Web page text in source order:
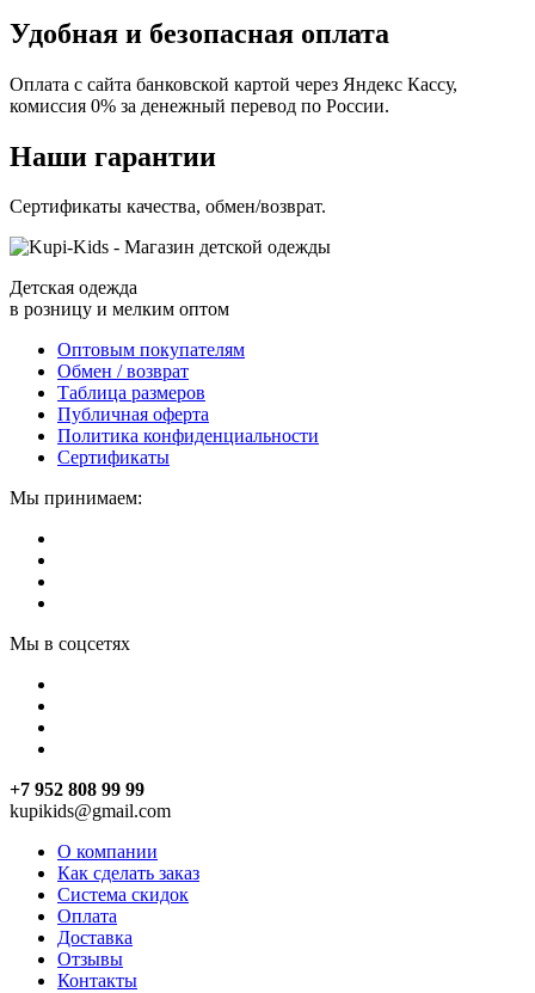
Удобная и безопасная оплата
Оплата с сайта банковской картой через Яндекс Кассу,
комиссия 0% за денежный перевод по России.
Наши гарантии
Сертификаты качества, обмен/возврат.
Детская одежда
в розницу и мелким оптом
Оптовым покупателям
Обмен / возврат
Таблица размеров
Публичная оферта
Политика конфиденциальности
Сертификаты
Мы принимаем:
Мы в соцсетях
+7 952 808 99 99
kupikids@gmail.com
О компании
Как сделать заказ
Система скидок
Оплата
Доставка
Отзывы
Контакты